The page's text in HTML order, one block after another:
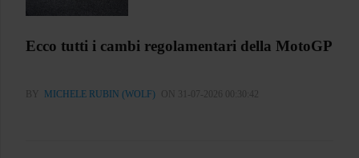
Ecco tutti i cambi regolamentari della MotoGP
BY MICHELE RUBIN (WOLF) ON 31-07-2026 00:30:42